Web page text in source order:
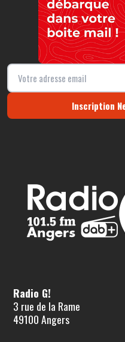
Inscription
Radio G!
3 rue de la Rame
49100 Angers